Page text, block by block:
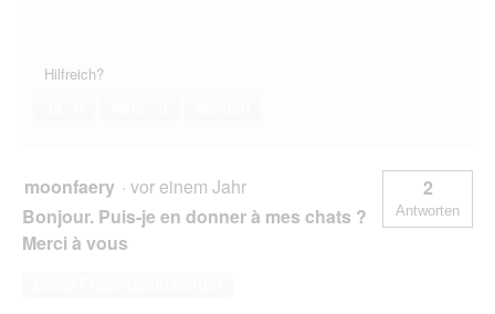
Hilfreich?
moonfaery · vor einem Jahr
Bonjour. Puis-je en donner à mes chats ?
Merci à vous
2
Antworten